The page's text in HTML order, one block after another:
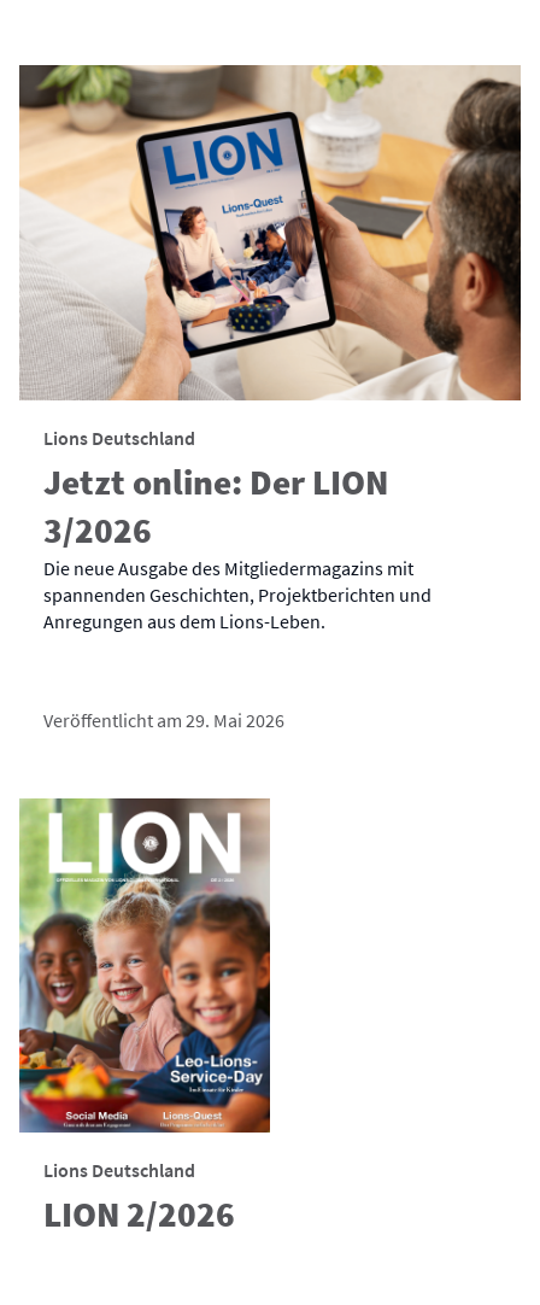
Lions Deutschland
Jetzt online: Der LION
3/2026
Die neue Ausgabe des Mitgliedermagazins mit
spannenden Geschichten, Projektberichten und
Anregungen aus dem Lions-Leben.
Veröffentlicht am 29. Mai 2026
Lions Deutschland
LION 2/2026